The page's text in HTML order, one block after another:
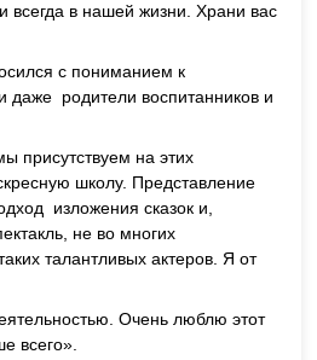
всегда в нашей жизни. Храни вас
с пониманием к
даже родители воспитанников и
присутствуем на этих
школу. Представление
изложения сказок и,
не во многих
талантливых актеров. Я от
Очень люблю этот
всего».